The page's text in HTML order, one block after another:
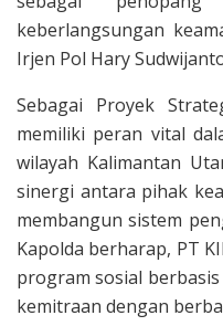
keberlangsungan
Irjen Pol Hary
Sebagai Proyek
memiliki peran vital
wilayah Kalimantan
sinergi antara pihak
membangun sistem
Kapolda berharap, PT
program sosial
kemitraan dengan